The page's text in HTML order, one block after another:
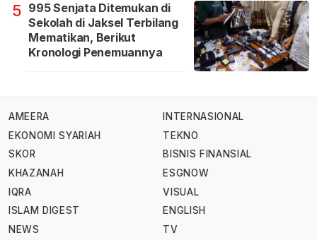
5 995 Senjata Ditemukan di
Sekolah di Jaksel Terbilang
Mematikan, Berikut
Kronologi Penemuannya
AMEERA
EKONOMI SYARIAH
SKOR
KHAZANAH
IQRA
ISLAM DIGEST
NEWS
INTERNASIONAL
TEKNO
BISNIS FINANSIAL
ESGNOW
VISUAL
ENGLISH
TV